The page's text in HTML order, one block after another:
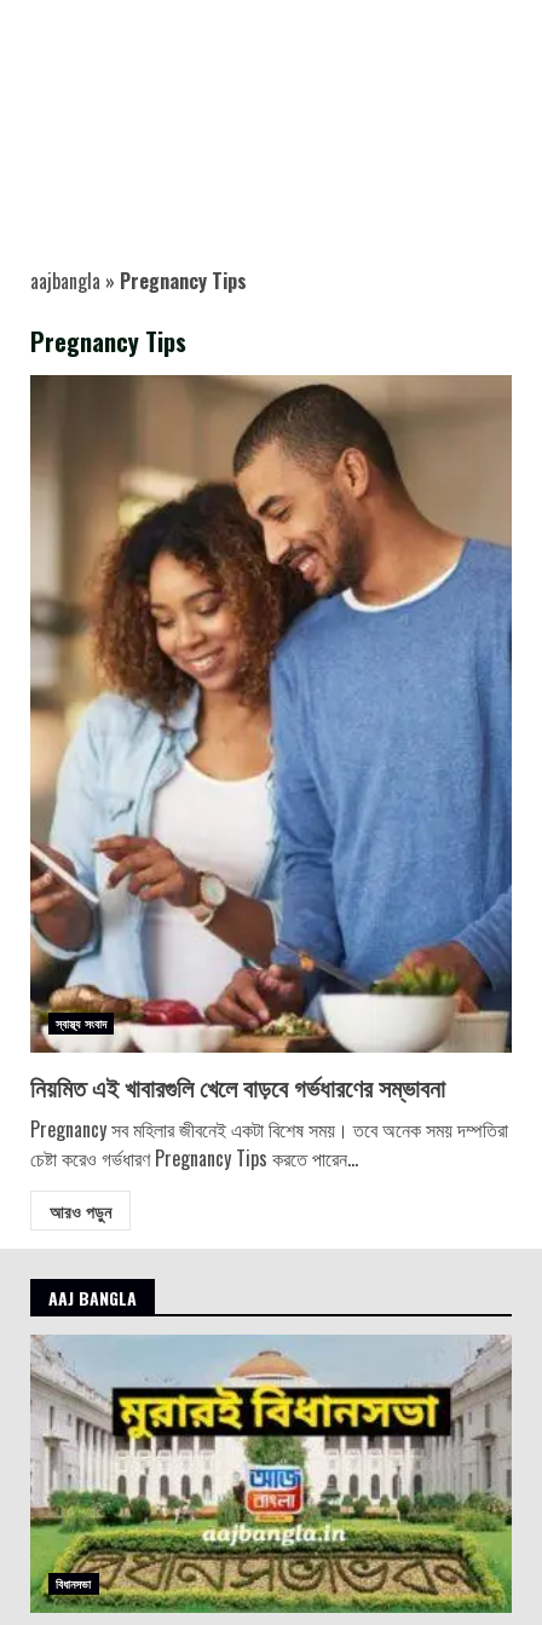
aajbangla » Pregnancy Tips
Pregnancy Tips
স্বাস্থ্য সংবাদ
নিয়মিত এই খাবারগুলি খেলে বাড়বে গর্ভধারণের সম্ভাবনা
Pregnancy সব মহিলার জীবনেই একটা বিশেষ সময়। তবে অনেক সময় দম্পতিরা
চেষ্টা করেও গর্ভধারণ Pregnancy Tips করতে পারেন...
আরও পড়ুন
AAJ BANGLA
বিধানসভা